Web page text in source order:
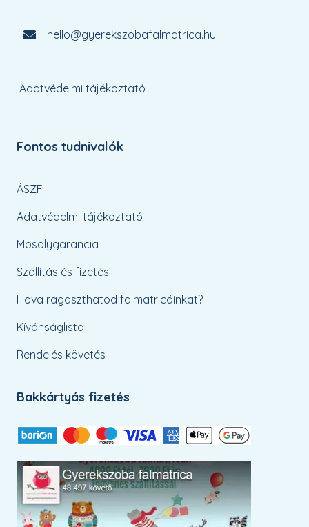
hello@gyerekszobafalmatrica.hu
Adatvédelmi tájékoztató
Fontos tudnivalók
ÁSZF
Adatvédelmi tájékoztató
Mosolygarancia
Szállítás és fizetés
Hova ragaszthatod falmatricáinkat?
Kívánságlista
Rendelés követés
Bakkártyás fizetés